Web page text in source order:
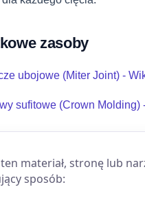
zasoby
ubojowe (Miter Joint) -
sufitowe (Crown Molding)
materiał, stronę lub
sposób: